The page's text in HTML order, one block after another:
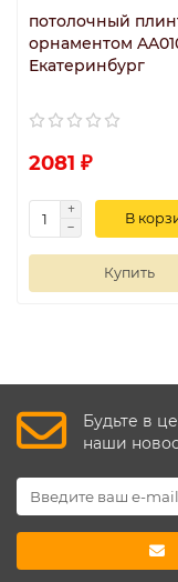
потолочный
орнаментом
Екатеринбург
2081 ₽
В
Купить
Будьте в
наши